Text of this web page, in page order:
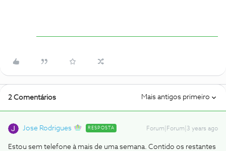
2 Comentários Mais antigos primeiro
Jose Rodrigues RESPOSTA Forum|Forum|3 years ago
Estou sem telefone à mais de uma semana. Contido os restantes